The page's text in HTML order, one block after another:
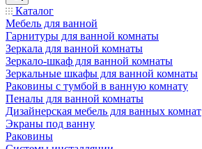
Каталог
Мебель для ванной
Гарнитуры для ванной комнаты
Зеркала для ванной комнаты
Зеркало-шкаф для ванной комнаты
Зеркальные шкафы для ванной комнаты
Раковины с тумбой в ванную комнату
Пеналы для ванной комнаты
Дизайнерская мебель для ванных комнат
Экраны под ванну
Раковины